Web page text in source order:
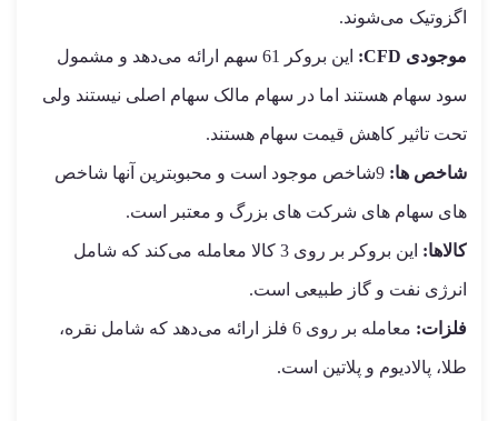
اگزوتیک می‌شوند.
موجودی CFD: این بروکر 61 سهم ارائه می‌دهد و مشمول
سود سهام هستند اما در سهام مالک سهام اصلی نیستند ولی
تحت تاثیر کاهش قیمت سهام هستند.
شاخص ها: 9شاخص موجود است و محبوبترین آنها شاخص
های سهام های شرکت های بزرگ و معتبر است.
کالاها: این بروکر بر روی 3 کالا معامله می‌کند که شامل
انرژی نفت و گاز طبیعی است.
فلزات: معامله بر روی 6 فلز ارائه می‌دهد که شامل نقره،
طلا، پالادیوم و پلاتین است.